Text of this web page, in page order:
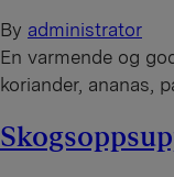
By administrator
En varmende og
koriander, ananas,